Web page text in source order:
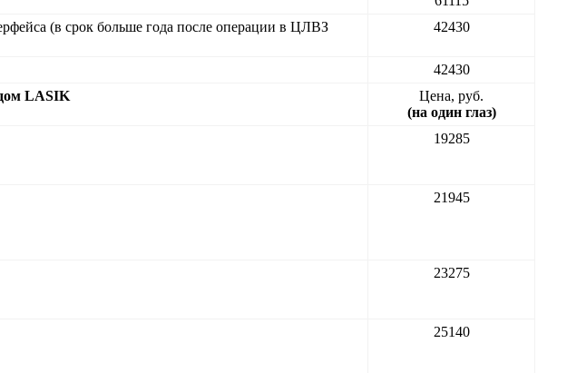
(в срок больше года после операции в ЦЛВЗ
42430
42430
LASIK
Цена, руб.
(на один глаз)
19285
21945
23275
25140